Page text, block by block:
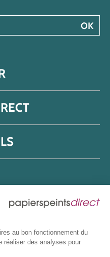
au bon fonctionnement du
réaliser des analyses pour
OK
Mentions légales